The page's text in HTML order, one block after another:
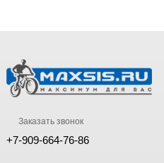
Заказать звонок
+7-909-664-76-86